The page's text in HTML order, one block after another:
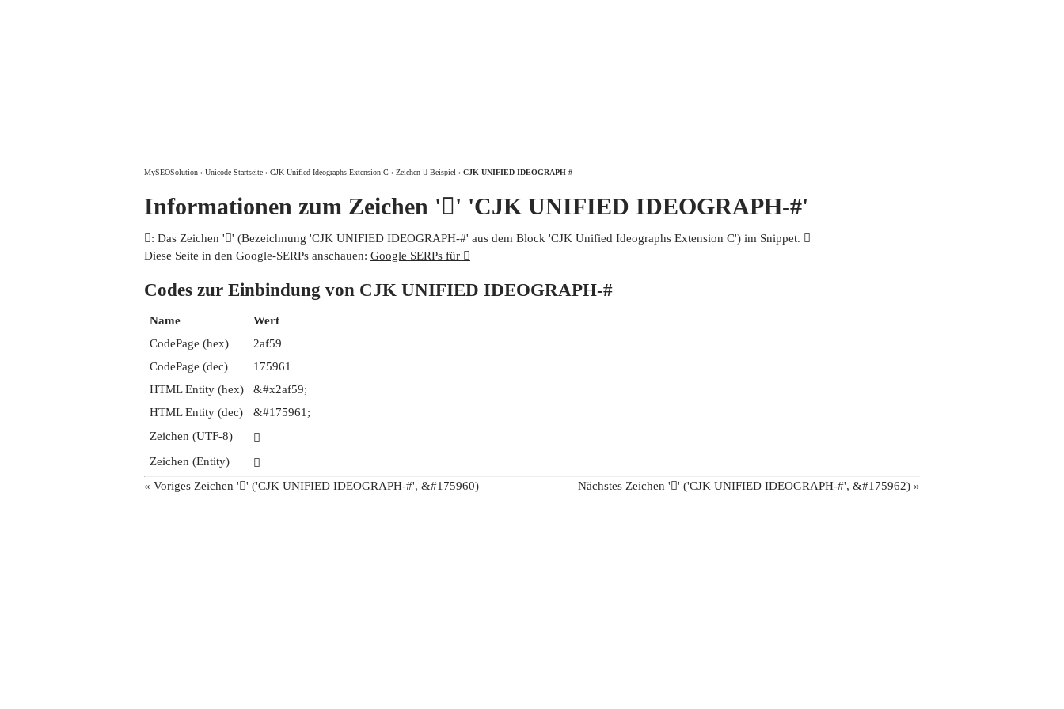
MySEOSolution › Unicode Startseite › CJK Unified Ideographs Extension C › Zeichen 𪽙 Beispiel › CJK UNIFIED IDEOGRAPH-#
Informationen zum Zeichen '𪽙' 'CJK UNIFIED IDEOGRAPH-#'
𪽙: Das Zeichen '𪽙' (Bezeichnung 'CJK UNIFIED IDEOGRAPH-#' aus dem Block 'CJK Unified Ideographs Extension C') im Snippet. 𪽙
Diese Seite in den Google-SERPs anschauen: Google SERPs für 𪽙
Codes zur Einbindung von CJK UNIFIED IDEOGRAPH-#
Name
Wert
CodePage (hex)
2af59
CodePage (dec)
175961
HTML Entity (hex)
&#x2af59;
HTML Entity (dec)
&#175961;
Zeichen (UTF-8)
𪽙
Zeichen (Entity)
𪽙
« Voriges Zeichen '𪽘' ('CJK UNIFIED IDEOGRAPH-#', &#175960)
Nächstes Zeichen '𪽚' ('CJK UNIFIED IDEOGRAPH-#', &#175962) »